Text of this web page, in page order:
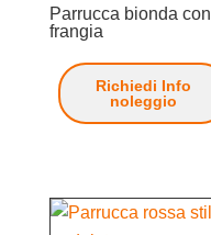
Parrucca bionda con
frangia
Richiedi Info
noleggio